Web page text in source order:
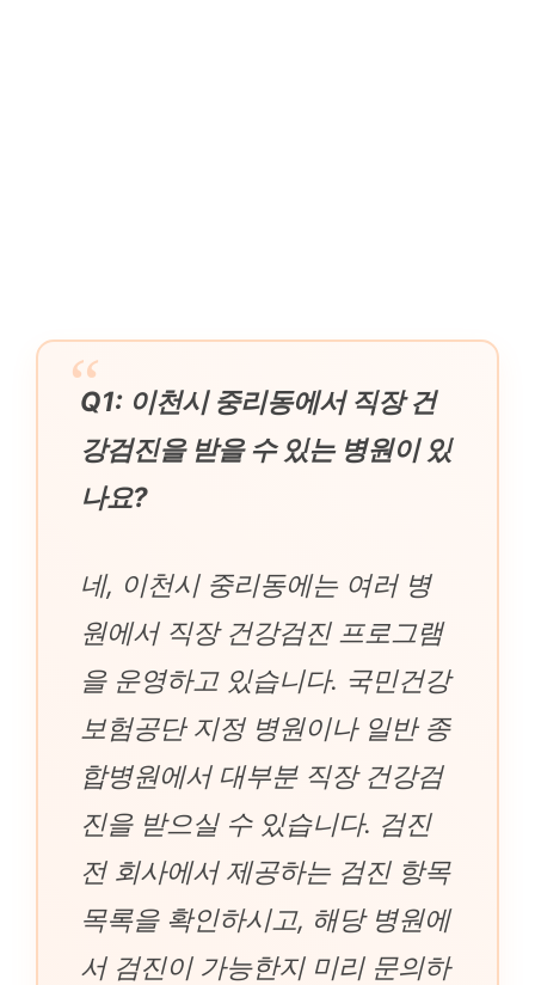
Q1: 이천시 중리동에서 직장 건
강검진을 받을 수 있는 병원이 있
나요?
네, 이천시 중리동에는 여러 병
원에서 직장 건강검진 프로그램
을 운영하고 있습니다. 국민건강
보험공단 지정 병원이나 일반 종
합병원에서 대부분 직장 건강검
진을 받으실 수 있습니다. 검진
전 회사에서 제공하는 검진 항목
목록을 확인하시고, 해당 병원에
서 검진이 가능한지 미리 문의하